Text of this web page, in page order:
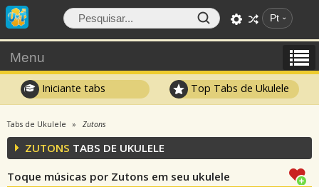
Pt
Menu
Iniciante tabs Top Tabs de Ukulele
Tabs de Ukulele Zutons
ZUTONS TABS DE UKULELE
Toque músicas por Zutons em seu ukulele